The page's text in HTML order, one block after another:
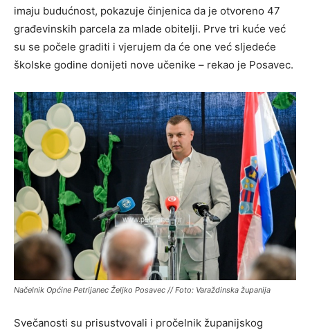
imaju budućnost, pokazuje činjenica da je otvoreno 47
građevinskih parcela za mlade obitelji. Prve tri kuće već
su se počele graditi i vjerujem da će one već sljedeće
školske godine donijeti nove učenike – rekao je Posavec.
Načelnik Općine Petrijanec Željko Posavec // Foto: Varaždinska županija
Svečanosti su prisustvovali i pročelnik županijskog